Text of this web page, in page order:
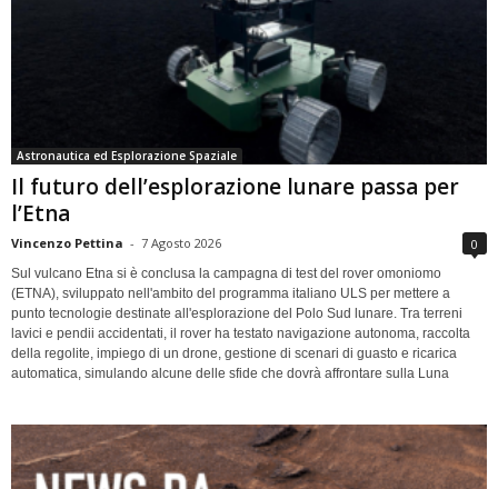
Astronautica ed Esplorazione Spaziale
Il futuro dell’esplorazione lunare passa per
l’Etna
Vincenzo Pettina - 7 Agosto 2026 0
Sul vulcano Etna si è conclusa la campagna di test del rover omoniomo
(ETNA), sviluppato nell'ambito del programma italiano ULS per mettere a
punto tecnologie destinate all'esplorazione del Polo Sud lunare. Tra terreni
lavici e pendii accidentati, il rover ha testato navigazione autonoma, raccolta
della regolite, impiego di un drone, gestione di scenari di guasto e ricarica
automatica, simulando alcune delle sfide che dovrà affrontare sulla Luna